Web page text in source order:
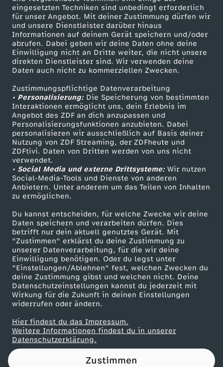
eingesetzten Techniken sind unbedingt erforderlich
für unser Angebot. Mit deiner Zustimmung dürfen wir
und unsere Dienstleister darüber hinaus
Informationen auf deinem Gerät speichern und/oder
abrufen. Dabei geben wir deine Daten ohne deine
Einwilligung nicht an Dritte weiter, die nicht unsere
direkten Dienstleister sind. Wir verwenden deine
Daten auch nicht zu kommerziellen Zwecken.
Zustimmungspflichtige Datenverarbeitung
• Personalisierung:Die Speicherung von bestimmten
Interaktionen ermöglicht uns, dein Erlebnis im
Angebot des ZDF an dich anzupassen und
Personalisierungsfunktionen anzubieten. Dabei
personalisieren wir ausschließlich auf Basis deiner
Nutzung von ZDF Streaming, der ZDFheute und
ZDFtivi. Daten von Dritten werden von uns nicht
verwendet.
• Social Media und externe Drittsysteme:Wir nutzen
Social-Media-Tools und Dienste von anderen
Anbietern. Unter anderem um das Teilen von Inhalten
zu ermöglichen.
Du kannst entscheiden, für welche Zwecke wir deine
Daten speichern und verarbeiten dürfen. Dies
betrifft nur dein aktuell genutztes Gerät. Mit
"Zustimmen" erklärst du deine Zustimmung zu
unserer Datenverarbeitung, für die wir deine
Einwilligung benötigen. Oder du legst unter
"Einstellungen/Ablehnen" fest, welchen Zwecken du
deine Zustimmung gibst und welchen nicht. Deine
Datenschutzeinstellungen kannst du jederzeit mit
Wirkung für die Zukunft in deinen Einstellungen
widerrufen oder ändern.
Hier findest du das Impressum.
Weitere Informationen findest du in unserer
Datenschutzerklärung.
Zustimmen
h
e
r
u
n
g
d
e
r
A
r
z
n
e
i
Mehr ZDF
ZDF-Apps
Smart TV
ZDFtext
Livestreams
Sendungen A-Z
TV-Programm
Service
ZDFmitreden
Kontakt zum ZDF
Tickets
Zuschauerservice
Hilfe
ZDF Unternehmen
Karriere
ZDF goes Schule
Werbefernsehen
Mainzelmännchen
Partner